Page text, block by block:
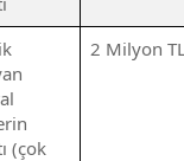
(çok
2 Milyon